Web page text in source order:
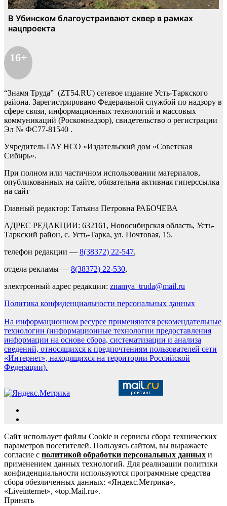
16+
“Знамя Труда” (ZT54.RU) сетевое издание Усть-Таркского
района. Зарегистрировано Федеральной службой по надзору в
сфере связи, информационных технологий и массовых
коммуникаций (Роскомнадзор), свидетельство о регистрации
Эл № ФС77-81540 .
Учредитель ГАУ НСО «Издательский дом «Советская
Сибирь».
При полном или частичном использовании материалов,
опубликованных на сайте, обязательна активная гиперссылка
на сайт
Главный редактор: Татьяна Петровна РАБОЧЕВА
АДРЕС РЕДАКЦИИ: 632161, Новосибирская область, Усть-
Таркский район, с. Усть-Тарка, ул. Почтовая, 15.
телефон редакции — 8(38372) 22-547,
отдела рекламы — 8(38372) 22-530,
электронный адрес редакции: znamya_truda@mail.ru
Политика конфиденциальности персональных данных
На информационном ресурсе применяются рекомендательные
технологии (информационные технологии предоставления
информации на основе сбора, систематизации и анализа
сведений, относящихся к предпочтениям пользователей сети
«Интернет», находящихся на территории Российской
Федерации).
Сайт использует файлы Cookie и сервисы сбора технических
параметров посетителей. Пользуясь сайтом, вы выражаете
согласие с политикой обработки персональных данных и
применением данных технологий. Для реализации политики
конфиденциальности используются программные средства
сбора обезличенных данных: «Яндекс.Метрика»,
«Liveinternet», «top.Mail.ru».
Принять